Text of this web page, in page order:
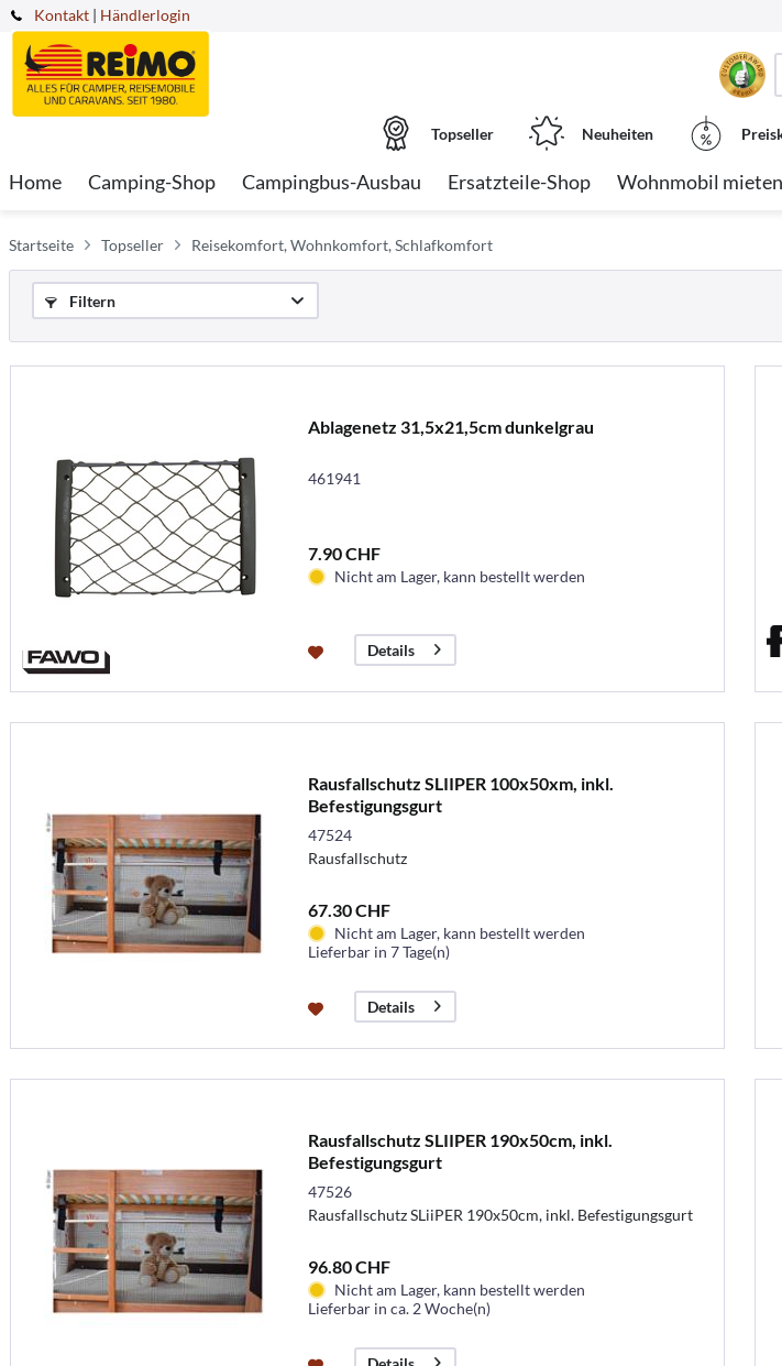
Kontakt | Händlerlogin
Topseller Neuheiten
Home Camping-Shop Campingbus-Ausbau Ersatzteile-Shop Wohnmobil mieten
Startseite Topseller Reisekomfort, Wohnkomfort, Schlafkomfort
Filtern
Ablagenetz 31,5x21,5cm dunkelgrau
461941
7.90 CHF
Nicht am Lager, kann bestellt werden
Details
Rausfallschutz SLIIPER 100x50xm, inkl.
Befestigungsgurt
47524
Rausfallschutz
67.30 CHF
Nicht am Lager, kann bestellt werden
Lieferbar in 7 Tage(n)
Details
Rausfallschutz SLIIPER 190x50cm, inkl.
Befestigungsgurt
47526
Rausfallschutz SLiiPER 190x50cm, inkl. Befestigungsgurt
96.80 CHF
Nicht am Lager, kann bestellt werden
Lieferbar in ca. 2 Woche(n)